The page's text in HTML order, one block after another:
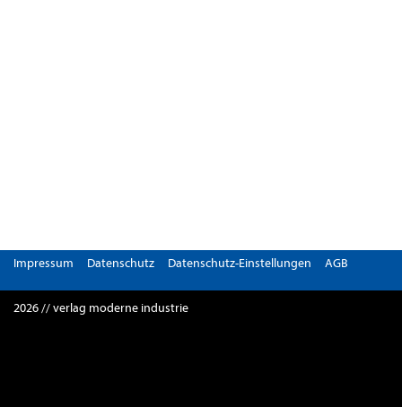
Impressum Datenschutz Datenschutz-Einstellungen AGB
2026 // verlag moderne industrie